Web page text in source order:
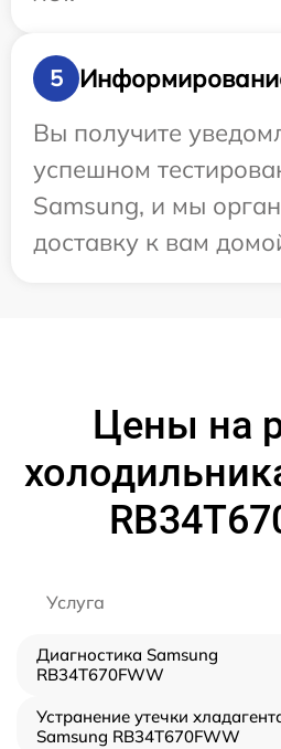
5
Вы получите
успешном
Samsung, и мы
доставку к вам
Цены на
Услуга
Диагностика Samsung
RB34T670FWW
Устранение утечки
Samsung RB34T670FWW